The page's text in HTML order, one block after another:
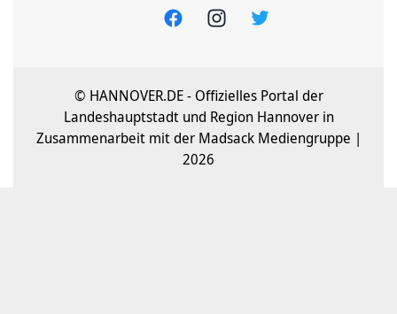
© HANNOVER.DE - Offizielles Portal der
Landeshauptstadt und Region Hannover in
Zusammenarbeit mit der Madsack Mediengruppe |
2026